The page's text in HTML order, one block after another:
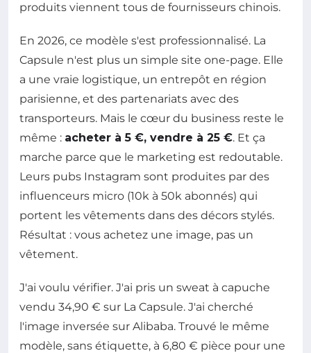
produits viennent tous de fournisseurs chinois.
En 2026, ce modèle s'est professionnalisé. La
Capsule n'est plus un simple site one-page. Elle
a une vraie logistique, un entrepôt en région
parisienne, et des partenariats avec des
transporteurs. Mais le cœur du business reste le
même : acheter à 5 €, vendre à 25 €. Et ça
marche parce que le marketing est redoutable.
Leurs pubs Instagram sont produites par des
influenceurs micro (10k à 50k abonnés) qui
portent les vêtements dans des décors stylés.
Résultat : vous achetez une image, pas un
vêtement.
J'ai voulu vérifier. J'ai pris un sweat à capuche
vendu 34,90 € sur La Capsule. J'ai cherché
l'image inversée sur Alibaba. Trouvé le même
modèle, sans étiquette, à 6,80 € pièce pour une